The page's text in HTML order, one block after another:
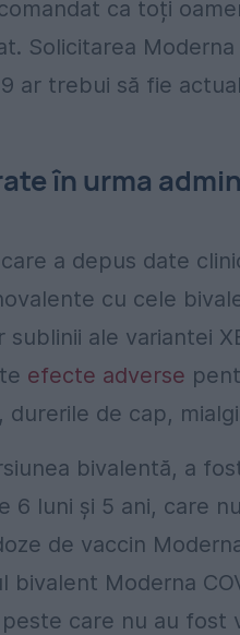
ca toți
Solicitarea
ar trebui să fie
în urma
a depus date
cu cele
ale variantei
efecte adverse
de cap,
bivalentă, a
6 luni şi 5 ani, care
de vaccin
bivalent Moderna
care nu au fost